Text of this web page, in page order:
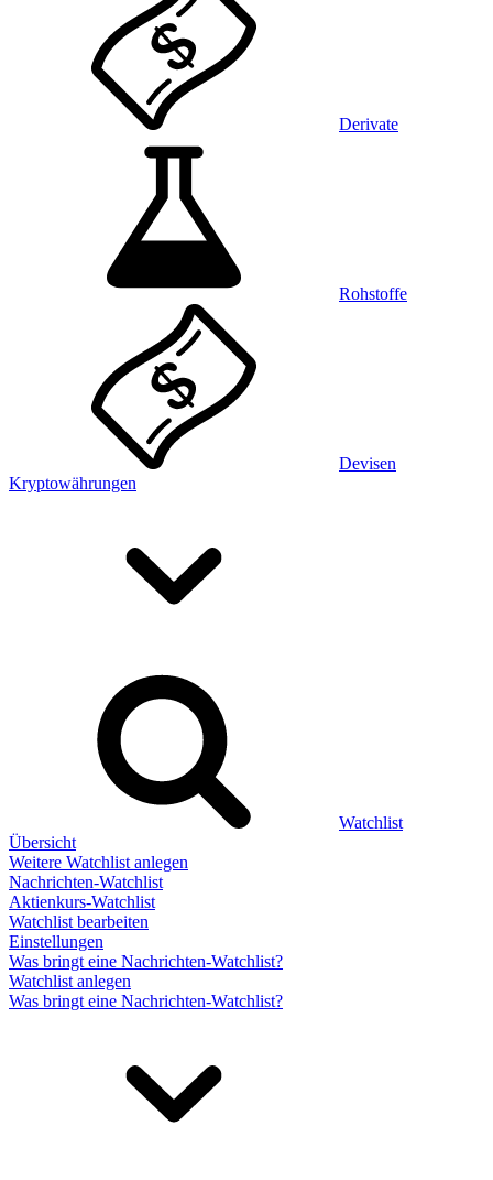
Derivate
Rohstoffe
Devisen
Kryptowährungen
Watchlist
Übersicht
Weitere Watchlist anlegen
Nachrichten-Watchlist
Aktienkurs-Watchlist
Watchlist bearbeiten
Einstellungen
Was bringt eine Nachrichten-Watchlist?
Watchlist anlegen
Was bringt eine Nachrichten-Watchlist?